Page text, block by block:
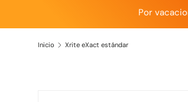
Por
Inicio Xrite eXact estándar